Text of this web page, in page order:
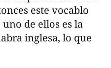
este vocablo
de ellos es la
inglesa, lo que